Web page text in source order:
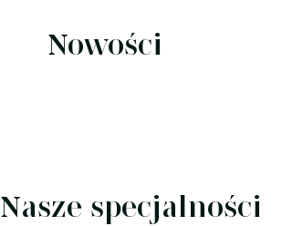
Nowości
Nasze specjalności